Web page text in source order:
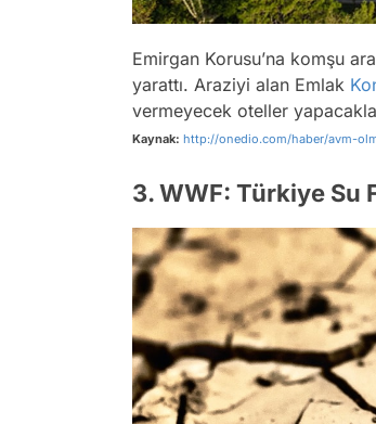
Emirgan Korusu’na komşu
yarattı. Araziyi alan Emlak
vermeyecek oteller
Kaynak: http://onedio.com/haber/avm-
3. WWF: Türkiye Su